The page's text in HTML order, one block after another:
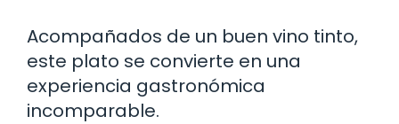
Acompañados de un buen vino tinto,
este plato se convierte en una
experiencia gastronómica
incomparable.